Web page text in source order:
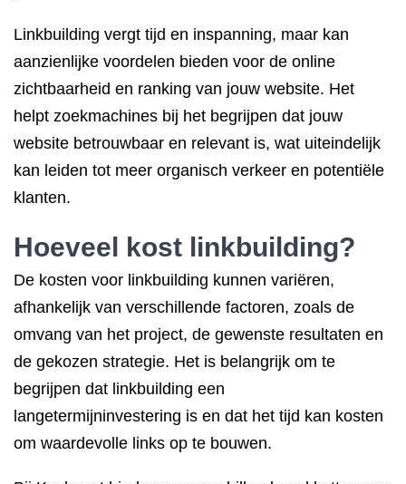
Linkbuilding vergt tijd en inspanning, maar kan
aanzienlijke voordelen bieden voor de online
zichtbaarheid en ranking van jouw website. Het
helpt zoekmachines bij het begrijpen dat jouw
website betrouwbaar en relevant is, wat uiteindelijk
kan leiden tot meer organisch verkeer en potentiële
klanten.
Hoeveel kost linkbuilding?
De kosten voor linkbuilding kunnen variëren,
afhankelijk van verschillende factoren, zoals de
omvang van het project, de gewenste resultaten en
de gekozen strategie. Het is belangrijk om te
begrijpen dat linkbuilding een
langetermijninvestering is en dat het tijd kan kosten
om waardevolle links op te bouwen.